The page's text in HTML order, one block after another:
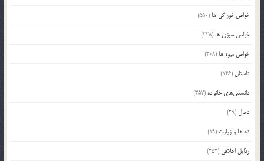
خواص خوراکی ها (550)
خواص سبزی ها (228)
خواص میوه ها (308)
داستان(146)
دانستنی‌های خانواده (357)
دجال (29)
دعاها و زیارت (19)
رذایل اخلاقی (252)